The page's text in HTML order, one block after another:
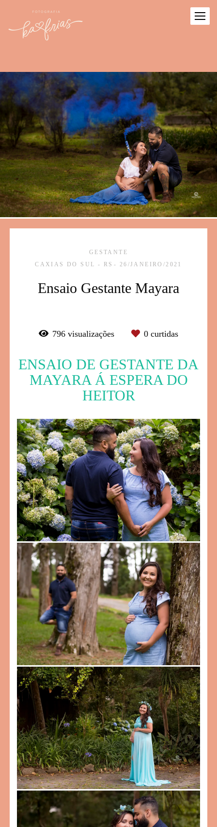
GESTANTE
CAXIAS DO SUL - RS
26/JANEIRO/2021
Ensaio Gestante Mayara
796 visualizações 0 curtidas
ENSAIO DE GESTANTE DA
MAYARA Á ESPERA DO
HEITOR